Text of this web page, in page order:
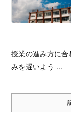
授業の進み方に合
みを遅いよう ...